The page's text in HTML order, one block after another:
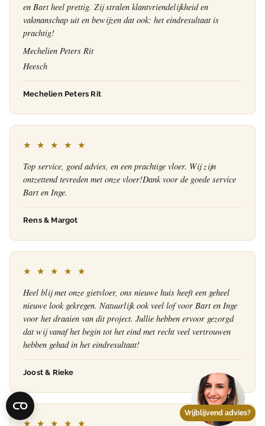
en Bart heel prettig. Zij stralen klantvriendelijkheid en
vakmanschap uit en bewijzen dat ook: het eindresultaat is
prachtig!
Mechelien Peters Rit
Heesch
Mechelien Peters Rit
★ ★ ★ ★ ★
Top service, goed advies, en een prachtige vloer. Wij zijn
ontzettend tevreden met onze vloer!Dank voor de goede service
Bart en Inge.
Rens & Margot
★ ★ ★ ★ ★
Heel blij met onze gietvloer, ons nieuwe huis heeft een geheel
nieuwe look gekregen. Natuurlijk ook veel lof voor Bart en Inge
voor het draaien van dit project. Jullie hebben ervoor gezorgd
dat wij vanaf het begin tot het eind met recht veel vertrouwen
hebben gehad in het eindresultaat!
Joost & Rieke
★ ★ ★ ★ ★
Vrijblijvend advies?